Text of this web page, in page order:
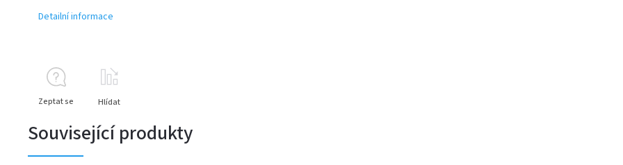
Detailní informace
Zeptat se Hlídat
Související produkty